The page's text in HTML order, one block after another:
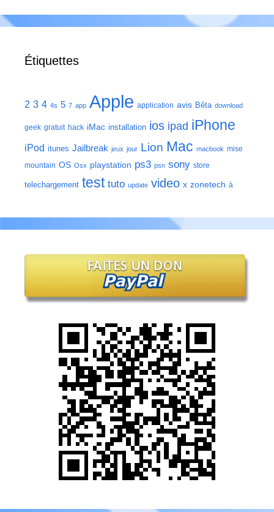
Étiquettes
2 3 4 4s 5 7 app Apple application avis Bêta download
geek gratuit hack iMac installation ios ipad iPhone
iPod itunes Jailbreak jeux jour Lion Mac macbook mise
mountain OS Osx playstation ps3 psn sony store
telechargement test tuto update video x zonetech à